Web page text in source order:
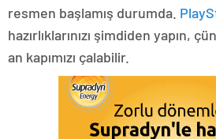
resmen başlamış durumda.
hazırlıklarınızı şimdiden yapın,
an kapımızı çalabilir.